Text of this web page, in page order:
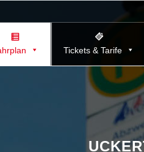
Tickets & Tarife